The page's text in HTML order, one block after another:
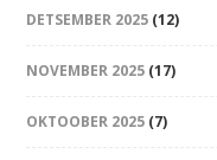
DETSEMBER 2025 (12)
NOVEMBER 2025 (17)
OKTOOBER 2025 (7)